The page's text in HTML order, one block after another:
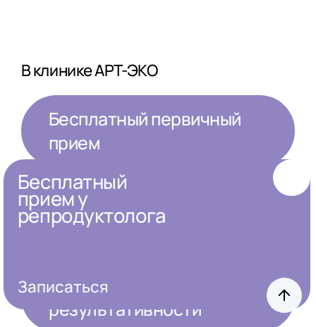
В клинике АРТ-ЭКО
Бесплатный первичный
прием
Врачи на связи
Высокий %
результативности
Бесплатный
прием у
репродуктолога
Записаться